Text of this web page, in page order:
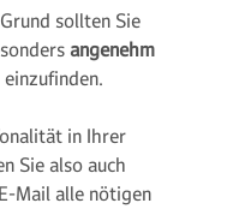
sollten Sie
angenehm
in Ihrer
Sie also auch
Mail alle nötigen